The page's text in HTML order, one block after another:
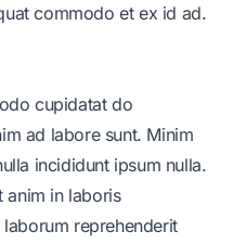
commodo et ex id ad.
cupidatat do
ad labore sunt. Minim
incididunt ipsum nulla.
anim in laboris
reprehenderit